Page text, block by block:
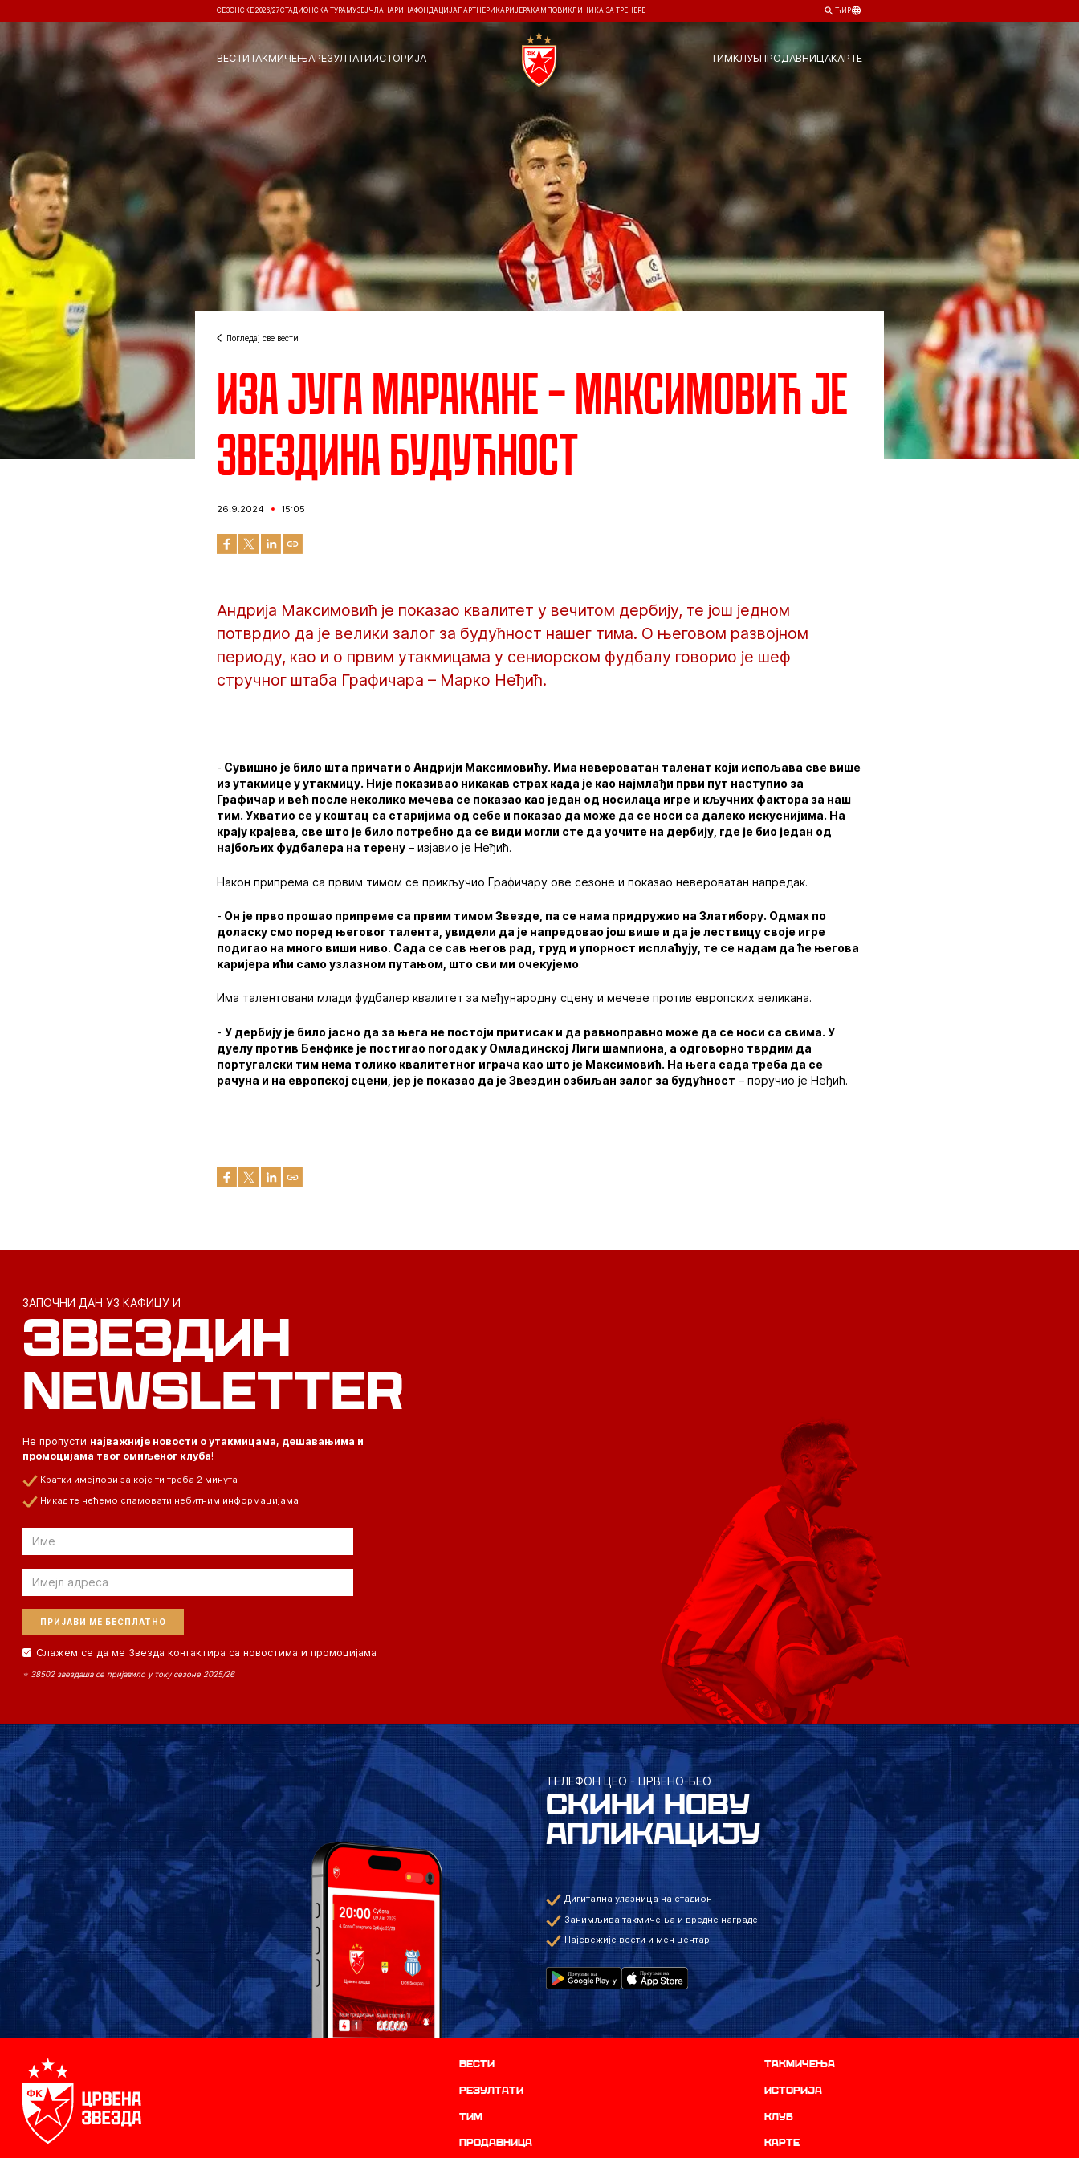
СЕЗОНСКЕ 2026/27СТАДИОНСКА ТУРА МУЗЕЈ ЧЛАНАРИНАФОНДАЦИЈА ПАРТНЕРИ КАРИЈЕРА КАМПОВИ КЛИНИКА ЗА ТРЕНЕРЕ ЋИР
ВЕСТИТАКМИЧЕЊАРЕЗУЛТАТИИСТОРИЈА ТИМКЛУБПРОДАВНИЦАКАРТЕ
Погледај све вести
Иза југа Маракане – Максимовић је
Звездина будућност
26.9.2024 15:05
Андрија Максимовић је показао квалитет у вечитом дербију, те још једном
потврдио да је велики залог за будућност нашег тима. O његовом развојном
периоду, као и о првим утакмицама у сениорском фудбалу говорио је шеф
стручног штаба Графичара – Марко Неђић.
- Сувишно је било шта причати о Андрији Максимовићу. Има невероватан таленат који испољава све више
из утакмице у утакмицу. Није показивао никакав страх када је као најмлађи први пут наступио за
Графичар и већ после неколико мечева се показао као један од носилаца игре и кључних фактора за наш
тим. Ухватио се у коштац са старијима од себе и показао да може да се носи са далеко искуснијима. На
крају крајева, све што је било потребно да се види могли сте да уочите на дербију, где је био један од
најбољих фудбалера на терену – изјавио је Неђић.
Након припрема са првим тимом се прикључио Графичару ове сезоне и показао невероватан напредак.
- Он је прво прошао припреме са првим тимом Звезде, па се нама придружио на Златибору. Одмах по
доласку смо поред његовог талента, увидели да је напредовао још више и да је лествицу своје игре
подигао на много виши ниво. Сада се сав његов рад, труд и упорност исплаћују, те се надам да ће његова
каријера ићи само узлазном путањом, што сви ми очекујемо.
Има талентовани млади фудбалер квалитет за међународну сцену и мечеве против европских великана.
-У дербију је било јасно да за њега не постоји притисак и да равноправно може да се носи са свима. У
дуелу против Бенфике је постигао погодак у Омладинској Лиги шампиона, а одговорно тврдим да
португалски тим нема толико квалитетног играча као што је Максимовић. На њега сада треба да се
рачуна и на европској сцени, јер је показао да је Звездин озбиљан залог за будућност – поручио је Неђић.
ЗАПОЧНИ ДАН УЗ КАФИЦУ И
ЗВЕЗДИН
NEWSLETTER
Не пропусти најважније новости о утакмицама, дешавањима и
промоцијама твог омиљеног клуба!
Кратки имејлови за које ти треба 2 минута
Никад те нећемо спамовати небитним информацијама
Email
Email
Слажем се да ме Звезда контактира са новостима и промоцијама
⭐ 38502 звездаша се пријавило у току сезоне 2025/26
ТЕЛЕФОН ЦЕО - ЦРВЕНО-БЕО
СКИНИ НОВУ
АПЛИКАЦИЈУ
Дигитална улазница на стадион
Занимљива такмичења и вредне награде
Најсвежије вести и меч центар
Вести Такмичења
резултати историја
ТИМ Клуб
продавница Карте